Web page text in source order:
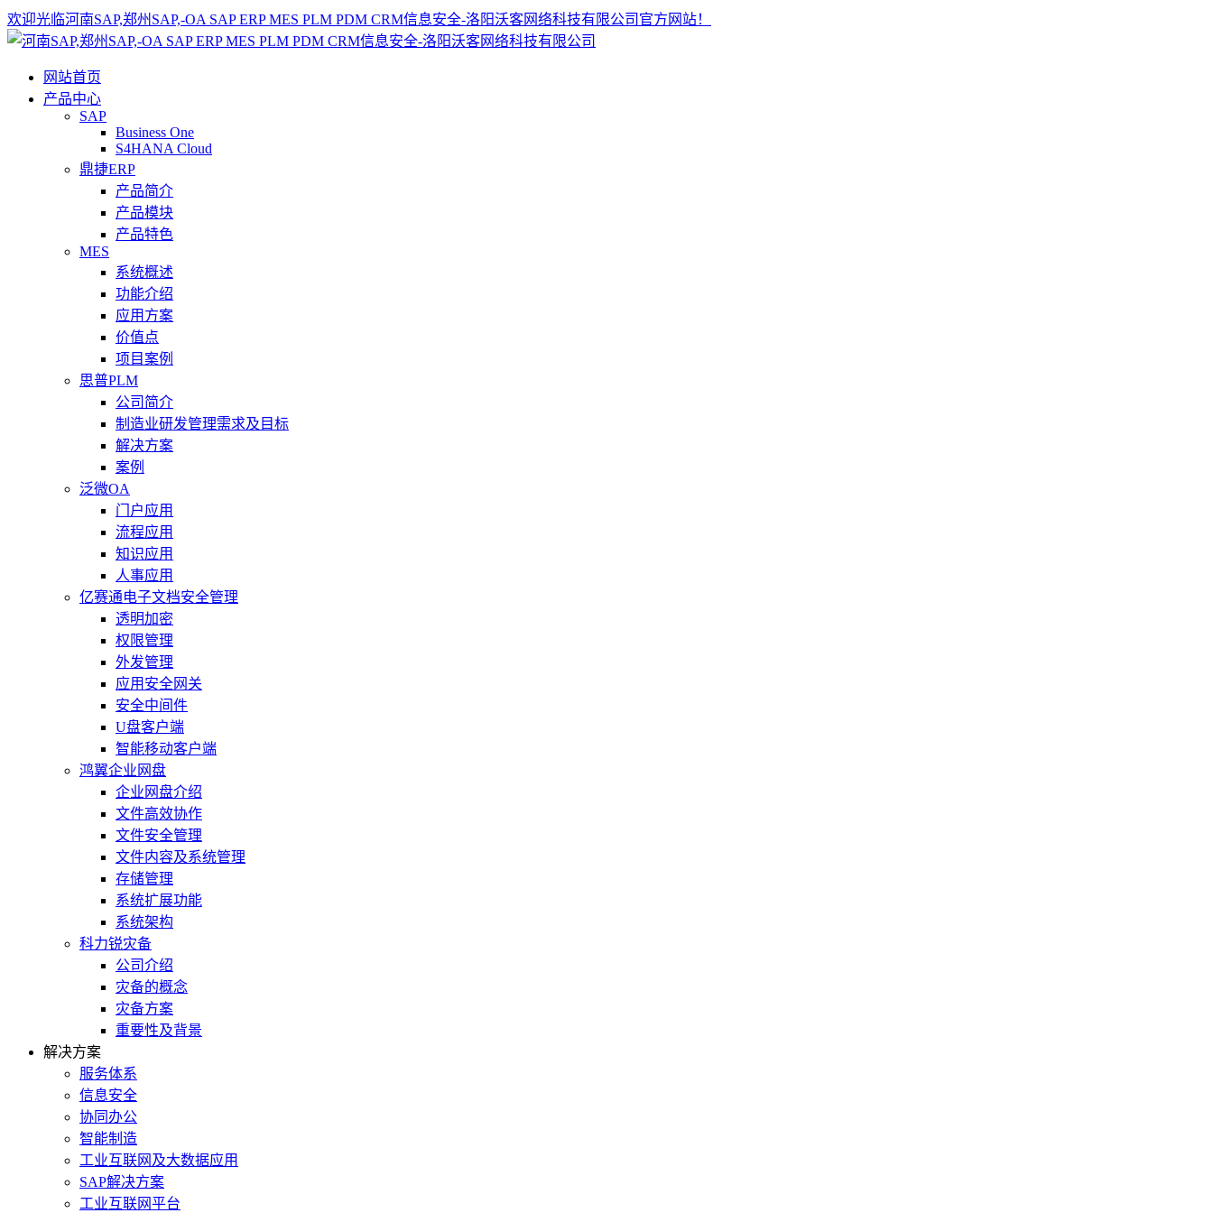
欢迎光临河南SAP,郑州SAP,-OA SAP ERP MES PLM PDM CRM信息安全-洛阳沃客网络科技有限公司官方网站！
网站首页
产品中心
SAP
Business One
S4HANA Cloud
鼎捷ERP
产品简介
产品模块
产品特色
MES
系统概述
功能介绍
应用方案
价值点
项目案例
思普PLM
公司简介
制造业研发管理需求及目标
解决方案
案例
泛微OA
门户应用
流程应用
知识应用
人事应用
亿赛通电子文档安全管理
透明加密
权限管理
外发管理
应用安全网关
安全中间件
U盘客户端
智能移动客户端
鸿翼企业网盘
企业网盘介绍
文件高效协作
文件安全管理
文件内容及系统管理
存储管理
系统扩展功能
系统架构
科力锐灾备
公司介绍
灾备的概念
灾备方案
重要性及背景
解决方案
服务体系
信息安全
协同办公
智能制造
工业互联网及大数据应用
SAP解决方案
工业互联网平台